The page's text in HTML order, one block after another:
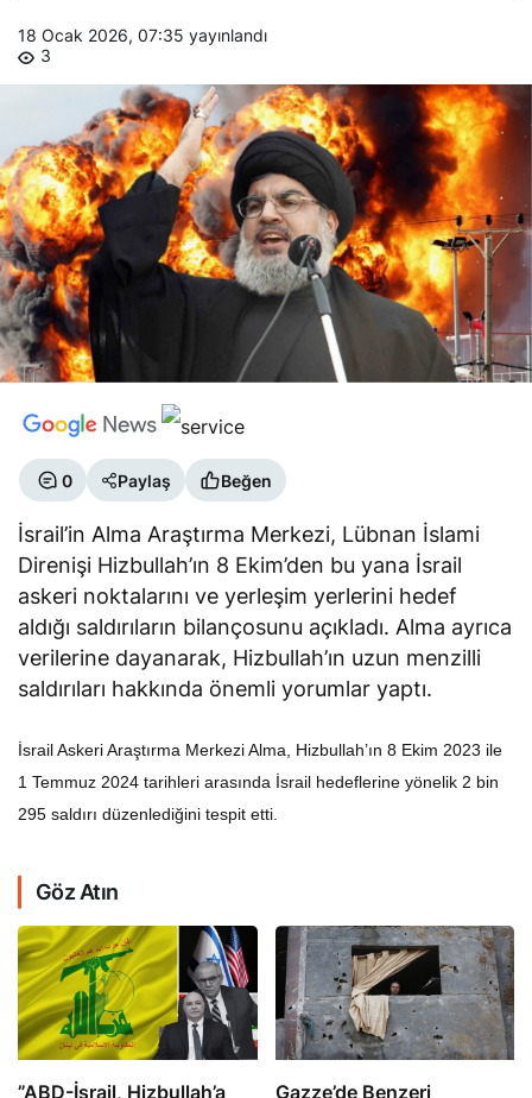
18 Ocak 2026, 07:35 yayınlandı
3
0 Paylaş Beğen
İsrail’in Alma Araştırma Merkezi, Lübnan İslami
Direnişi Hizbullah’ın 8 Ekim’den bu yana İsrail
askeri noktalarını ve yerleşim yerlerini hedef
aldığı saldırıların bilançosunu açıkladı. Alma ayrıca
verilerine dayanarak, Hizbullah’ın uzun menzilli
saldırıları hakkında önemli yorumlar yaptı.
İsrail Askeri Araştırma Merkezi Alma, Hizbullah’ın 8 Ekim 2023 ile
1 Temmuz 2024 tarihleri arasında İsrail hedeflerine yönelik 2 bin
295 saldırı düzenlediğini tespit etti.
Göz Atın
​​​​​​​”ABD-İsrail, Hizbullah’a
​​​​​​​Gazze’de Benzeri